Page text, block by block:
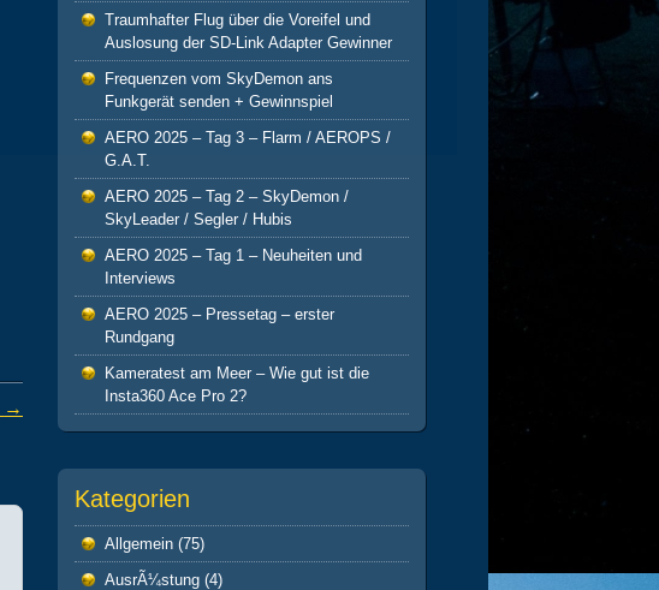
→
Traumhafter Flug über die Voreifel und
Auslosung der SD-Link Adapter Gewinner
Frequenzen vom SkyDemon ans
Funkgerät senden + Gewinnspiel
AERO 2025 – Tag 3 – Flarm / AEROPS /
G.A.T.
AERO 2025 – Tag 2 – SkyDemon /
SkyLeader / Segler / Hubis
AERO 2025 – Tag 1 – Neuheiten und
Interviews
AERO 2025 – Pressetag – erster
Rundgang
Kameratest am Meer – Wie gut ist die
Insta360 Ace Pro 2?
Kategorien
Allgemein (75)
AusrÃ¼stung (4)